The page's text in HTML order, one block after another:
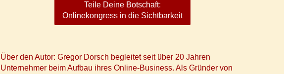
Teile Deine Botschaft:
Onlinekongress in die Sichtbarkeit
Über den Autor: Gregor Dorsch begleitet seit über 20 Jahren
Unternehmer beim Aufbau ihres Online-Business. Als Gründer von